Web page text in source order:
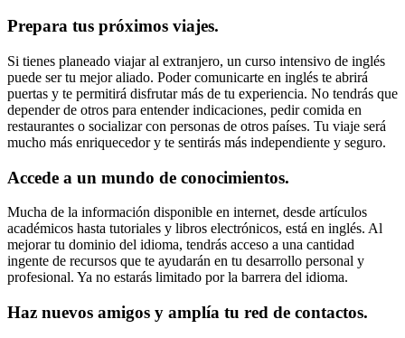
Prepara tus próximos viajes.
Si tienes planeado viajar al extranjero, un curso intensivo de inglés
puede ser tu mejor aliado. Poder comunicarte en inglés te abrirá
puertas y te permitirá disfrutar más de tu experiencia. No tendrás que
depender de otros para entender indicaciones, pedir comida en
restaurantes o socializar con personas de otros países. Tu viaje será
mucho más enriquecedor y te sentirás más independiente y seguro.
Accede a un mundo de conocimientos.
Mucha de la información disponible en internet, desde artículos
académicos hasta tutoriales y libros electrónicos, está en inglés. Al
mejorar tu dominio del idioma, tendrás acceso a una cantidad
ingente de recursos que te ayudarán en tu desarrollo personal y
profesional. Ya no estarás limitado por la barrera del idioma.
Haz nuevos amigos y amplía tu red de contactos.